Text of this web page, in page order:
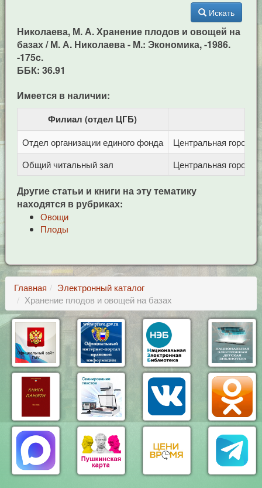
Искать
Николаева, М. А. Хранение плодов и овощей на
базах / М. А. Николаева - М.: Экономика, -1986.
-175c.
ББК: 36.91
Имеется в наличии:
Филиал (отдел ЦГБ)
Отдел организации единого фонда
Центральная
Общий читальный зал
Центральная
Другие статьи и книги на эту тематику
находятся в рубриках:
Овощи
Плоды
Главная
Электронный каталог
Хранение плодов и овощей на базах